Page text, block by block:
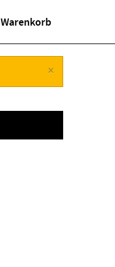
Warenkorb
×